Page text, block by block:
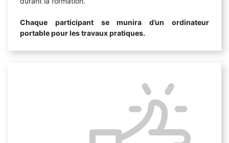
Chaque participant se munira d’un ordinateur
portable pour les travaux pratiques.
Optimiser la rétention d’un portefeuille sur un cas